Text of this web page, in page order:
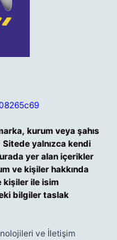
kurum veya şahıs
yalnızca kendi
yer alan içerikler
ve kişiler hakkında
kişiler ile isim
bilgiler taslak
ve İletişim